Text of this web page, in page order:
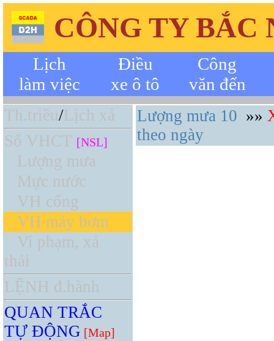
CÔNG TY BẮC
Lịch
làm việc
Điều
xe ô tô
Công
văn đến
Th.triều/Lịch xả
Sổ VHCT [NSL]
Lượng mưa
Mực nước
VH cống
VH máy bơm
Vi phạm, xả
thải
LỆNH đ.hành
QUAN TRẮC
TỰ ĐỘNG [Map]
Lượng mưa 10 »»
theo ngày